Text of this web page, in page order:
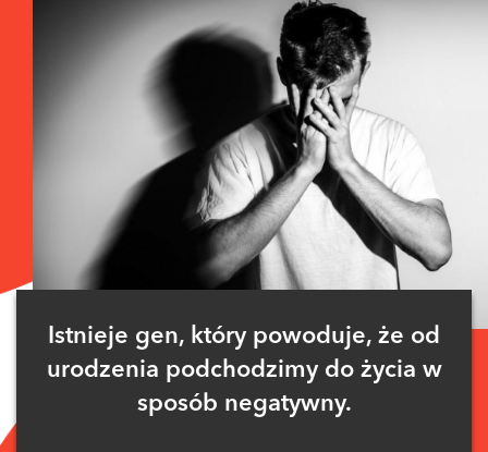
Istnieje gen, który powoduje, że od
urodzenia podchodzimy do życia w
sposób negatywny.